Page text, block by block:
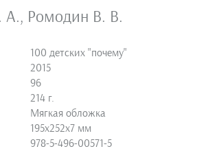
А., Ромодин В. В.
100 детских "почему"
2015
96
214 г.
Мягкая обложка
195х252х7 мм
978-5-496-00571-5